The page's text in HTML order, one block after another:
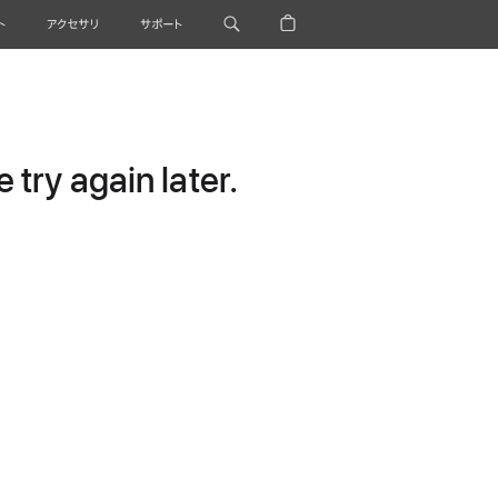
アクセサリ サポート
try again later.